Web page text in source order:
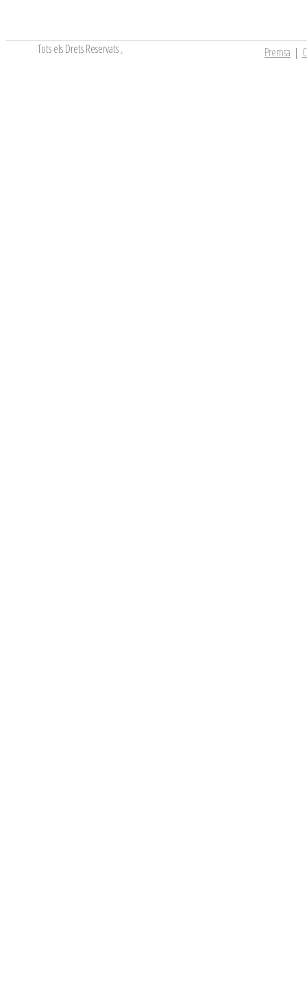
Tots els Drets Reservats. Premsa |